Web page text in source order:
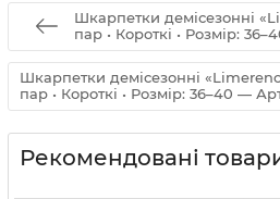
Шкарпетки демісезонні
пар • Короткі • Розмір:
Шкарпетки демісезонні
пар • Короткі • Розмір: 36–40 —
Рекомендовані